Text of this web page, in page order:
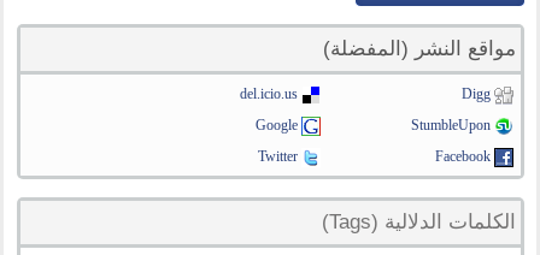
مواقع النشر (المفضلة)
Digg
del.icio.us
StumbleUpon
Google
Facebook
Twitter
الكلمات الدلالية (Tags)